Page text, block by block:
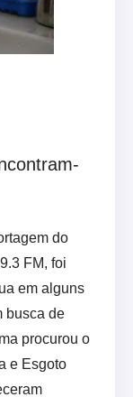
do
FM, foi
em alguns
busca de
procurou o
e Esgoto